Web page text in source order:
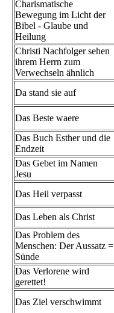
Charismatische
Bewegung im Licht der
Bibel - Glaube und
Heilung
Christi Nachfolger sehen
ihrem Herrn zum
Verwechseln ähnlich
Da stand sie auf
Das Beste waere
Das Buch Esther und die
Endzeit
Das Gebet im Namen
Jesu
Das Heil verpasst
Das Leben als Christ
Das Problem des
Menschen: Der Aussatz =
Sünde
Das Verlorene wird
gerettet!
Das Ziel verschwimmt